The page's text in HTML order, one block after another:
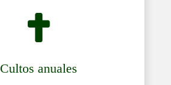

Cultos anuales